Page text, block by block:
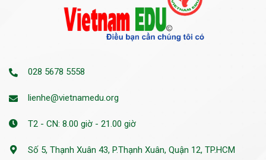
028 5678 5558
lienhe@vietnamedu.org
T2 - CN: 8.00 giờ - 21.00 giờ
Số 5, Thạnh Xuân 43, P.Thạnh Xuân, Quận 12, TP.HCM